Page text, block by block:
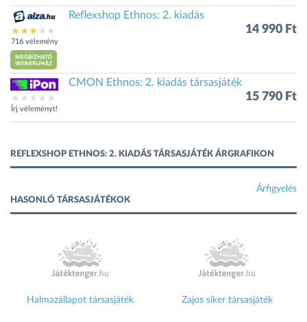
716 vélemény
Reflexshop Ethnos: 2. kiadás
14 990 Ft
Írj véleményt!
CMON Ethnos: 2. kiadás társasjáték
15 790 Ft
REFLEXSHOP ETHNOS: 2. KIADÁS TÁRSASJÁTÉK ÁRGRAFIKON
Árfigyelés
HASONLÓ TÁRSASJÁTÉKOK
Halmazállapot társasjáték Zajos siker társasjáték